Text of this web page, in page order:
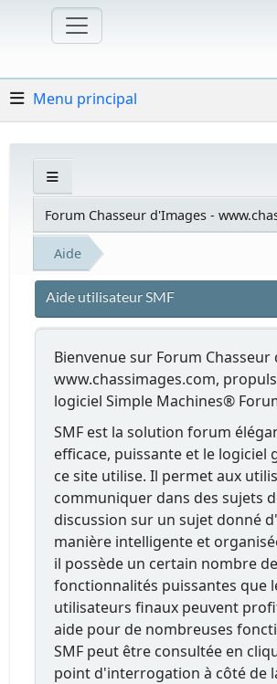
Menu principal
Forum Chasseur d'Images -
Aide
Aide utilisateur SMF
Bienvenue sur Forum Chasseur
www.chassimages.com,
logiciel Simple Machines®
SMF est la solution forum
efficace, puissante et le logiciel
ce site utilise. Il permet aux
communiquer dans des sujets
discussion sur un sujet donné
manière intelligente et
il possède un certain nombre de
fonctionnalités puissantes que
utilisateurs finaux peuvent
aide pour de nombreuses
SMF peut être consultée en
point d'interrogation à côté de